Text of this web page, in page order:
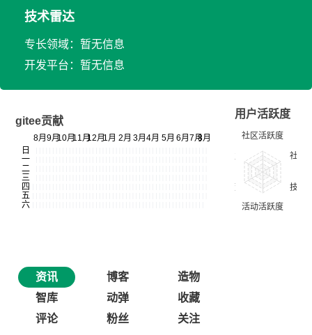
技术雷达
专长领域：暂无信息
开发平台：暂无信息
gitee贡献
用户活跃度
资讯 博客
造物
智库
动弹
收藏
评论
粉丝 关注